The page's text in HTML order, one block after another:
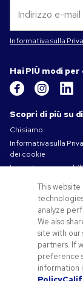
Informativa sulla
Hai PIÙ modi
Scopri di più su
Chi siamo
Informativa sulla
dei cookie
La nostra
Termini d'uso
Condizioni di vendita
Lavorare in Pens.com
Offerte e risorse
Gadget
Codici promozionali
Spunti Grafici
This
analyze
We also
site with our
partners. If
preference
information